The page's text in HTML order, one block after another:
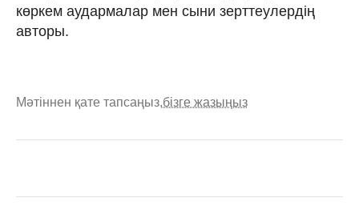
көркем аудармалар мен сыни зерттеулердің
авторы.
Мәтіннен қате тапсаңыз,бізге жазыңыз